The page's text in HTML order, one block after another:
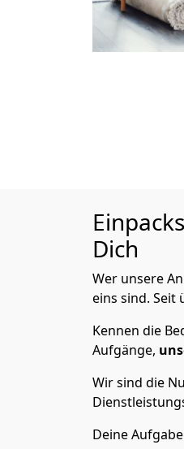
Dich
Wer unsere
eins sind. Seit
Kennen die
Aufgänge,
Wir sind die
Deine